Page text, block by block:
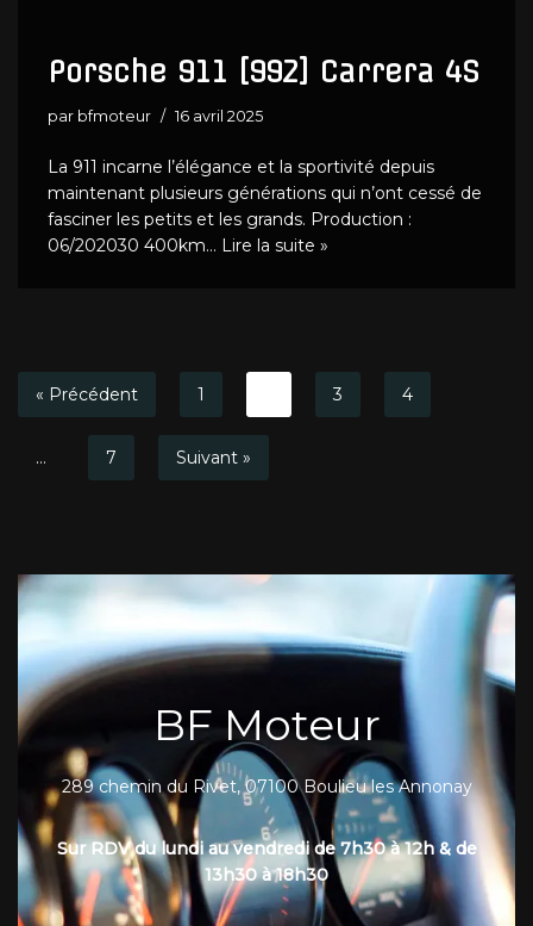
Porsche 911 [992] Carrera 4S
par bfmoteur 16 avril 2025
La 911 incarne l’élégance et la sportivité depuis
maintenant plusieurs générations qui n’ont cessé de
fasciner les petits et les grands. Production :
06/202030 400km… Lire la suite »
« Précédent 1 3 4
… 7 Suivant »
BF Moteur
289 chemin du Rivet, 07100 Boulieu les Annonay
Sur RDV du lundi au vendredi de 7h30 à 12h & de
13h30 à 18h30